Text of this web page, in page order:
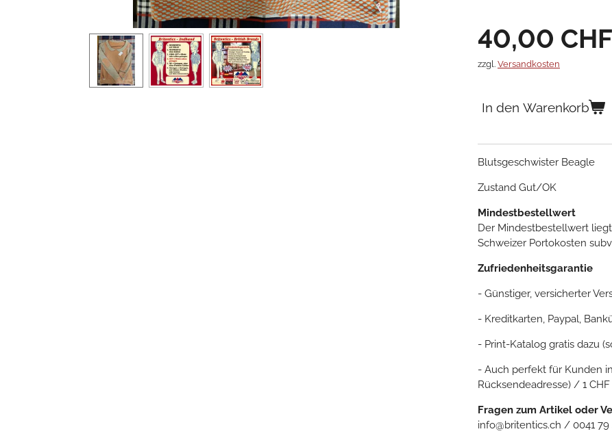
40,00 CHF
zzgl. Versandkosten
In den Warenkorb
Blutsgeschwister Beagle
Zustand Gut/OK
Mindestbestellwert
Der Mindestbestellwert
Schweizer Portokosten
Zufriedenheitsgarantie
- Günstiger, versicherter
- Kreditkarten, Paypal,
- Print-Katalog gratis dazu
- Auch perfekt für Kunden
Rücksendeadresse) / 1 CHF
Fragen zum Artikel oder
info@britentics.ch / 0041